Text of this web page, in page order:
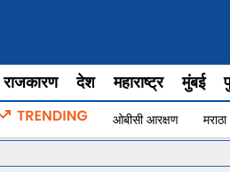
राजकारण देश महाराष्ट्र मुंबई
ओबीसी आरक्षण